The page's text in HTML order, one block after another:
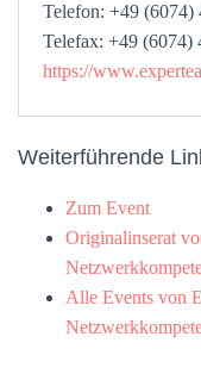
Telefon: +49 (6074)
Telefax: +49 (6074)
https://
Weiterführende
Zum Event
Originalinserat
Alle Events von